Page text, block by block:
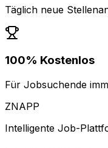
Täglich neue
100% Kostenlos
Für Jobsuchende
ZNAPP
Intelligente Job-